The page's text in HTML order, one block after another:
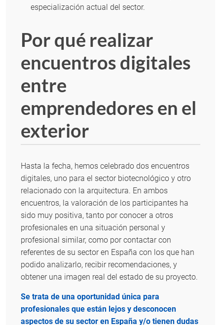
especialización actual del sector.
Por qué realizar
encuentros digitales
entre
emprendedores en el
exterior
Hasta la fecha, hemos celebrado dos encuentros
digitales, uno para el sector biotecnológico y otro
relacionado con la arquitectura. En ambos
encuentros, la valoración de los participantes ha
sido muy positiva, tanto por conocer a otros
profesionales en una situación personal y
profesional similar, como por contactar con
referentes de su sector en España con los que han
podido analizarlo, recibir recomendaciones, y
obtener una imagen real del estado de su proyecto.
Se trata de una oportunidad única para
profesionales que están lejos y desconocen
aspectos de su sector en España y/o tienen dudas